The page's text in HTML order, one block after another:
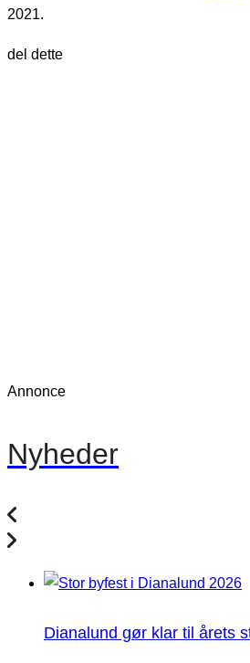
2021.
del dette
Annonce
Nyheder
Dianalund gør klar til årets